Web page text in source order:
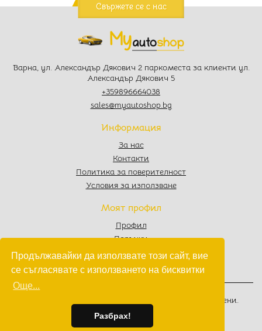
Продължавайки да използвате този сайт, вие
се съгласявате с използването на бисквитки
Още...
Разбрах!
Свържете се с нас
Варна, ул. Александър Дякович 2 паркоместа за клиенти ул.
Александър Дякович 5
+359896664038
sales@myautoshop.bg
Информация
За нас
Контакти
Политика за поверителност
Условия за използване
Моят профил
Профил
Поръчки
Любими
. Всички права запазени.